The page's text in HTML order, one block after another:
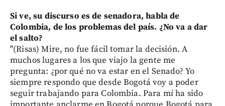
Si ve, su discurso es de senadora, habla de
Colombia, de los problemas del país. ¿No va a dar
el salto?
"(Risas) Mire, no fue fácil tomar la decisión. A
muchos lugares a los que viajo la gente me
pregunta: ¿por qué no va estar en el Senado? Yo
siempre respondo que desde Bogotá voy a poder
seguir trabajando para Colombia. Para mí ha sido